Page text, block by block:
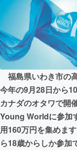
アート・
テクノ
映像・
ビジネ
まちづ
福島県いわき市の
今年の9月28日から
カナダのオタワで開
Young Worldに参加
用160万円を集めま
ら18歳からしか参加